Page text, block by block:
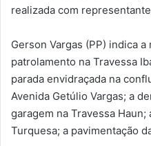
realizada com
Gerson Vargas (PP) indica
patrolamento na Travessa
parada envidraçada na
Avenida Getúlio Vargas; a
garagem na Travessa Haun;
Turquesa; a pavimentação